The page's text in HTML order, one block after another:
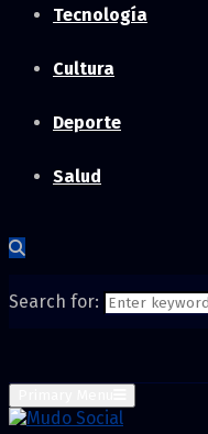
Tecnología
Cultura
Deporte
Salud
Search for: